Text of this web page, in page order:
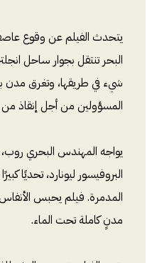
يتحدث الفيلم عن وقوع
البحر تنتقل بجوار ساحل
شيء في طريقها، وتغرق مدن
المسؤولين من أجل إنقاذ من
يواجه المهندس البحري
البروفيسور ليونارد، تحديًا
المدمرة. فيلم يحبس
مدنٍ كاملة تحت الماء.